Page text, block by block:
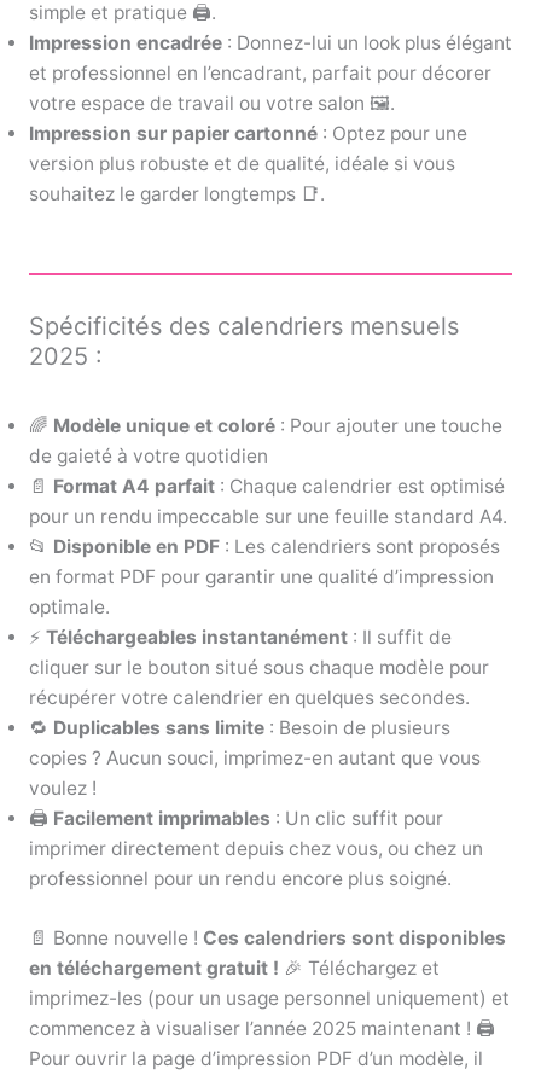
simple et pratique 🖨️.
Impression encadrée: Donnez-lui un look plus élégant
et professionnel en l’encadrant, parfait pour décorer
votre espace de travail ou votre salon 🖼️.
Impression sur papier cartonné: Optez pour une
version plus robuste et de qualité, idéale si vous
souhaitez le garder longtemps 📑.
Spécificités des calendriers mensuels
2025 :
🌈 Modèle unique et coloré: Pour ajouter une touche
de gaieté à votre quotidien
📄 Format A4 parfait : Chaque calendrier est optimisé
pour un rendu impeccable sur une feuille standard A4.
📂 Disponible en PDF: Les calendriers sont proposés
en format PDF pour garantir une qualité d’impression
optimale.
⚡ Téléchargeables instantanément: Il suffit de
cliquer sur le bouton situé sous chaque modèle pour
récupérer votre calendrier en quelques secondes.
🔁 Duplicables sans limite: Besoin de plusieurs
copies ? Aucun souci, imprimez-en autant que vous
voulez !
🖨️ Facilement imprimables : Un clic suffit pour
imprimer directement depuis chez vous, ou chez un
professionnel pour un rendu encore plus soigné.
📄 Bonne nouvelle ! Ces calendriers sont disponibles
en téléchargement gratuit ! 🎉 Téléchargez et
imprimez-les (pour un usage personnel uniquement) et
commencez à visualiser l’année 2025 maintenant ! 🖨️
Pour ouvrir la page d’impression PDF d’un modèle, il